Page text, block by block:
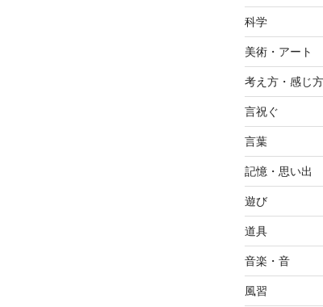
科学
美術・アート
考え方・感じ方
言祝ぐ
言葉
記憶・思い出
遊び
道具
音楽・音
風習